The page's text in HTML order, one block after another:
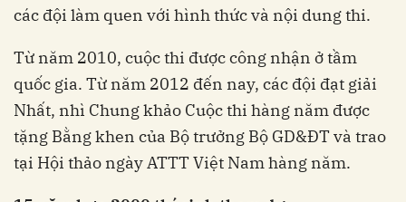
các đội làm quen với hình thức và nội dung thi.
Từ năm 2010, cuộc thi được công nhận ở tầm
quốc gia. Từ năm 2012 đến nay, các đội đạt giải
Nhất, nhì Chung khảo Cuộc thi hàng năm được
tặng Bằng khen của Bộ trưởng Bộ GD&ĐT và trao
tại Hội thảo ngày ATTT Việt Nam hàng năm.